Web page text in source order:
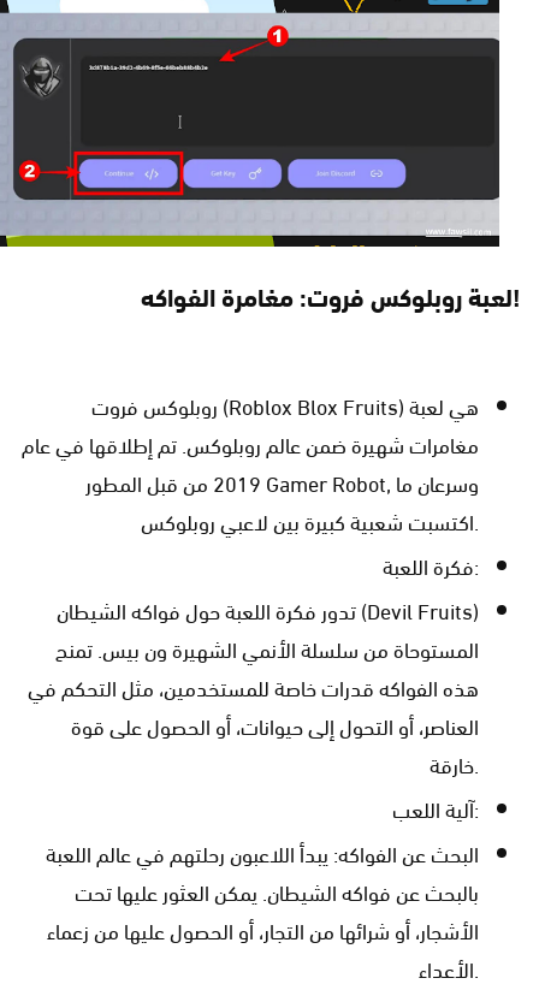
لعبة روبلوكس فروت: مغامرة الفواكه!
روبلوكس فروت (Roblox Blox Fruits) هي لعبة
مغامرات شهيرة ضمن عالم روبلوكس. تم إطلاقها في عام
2019 من قبل المطور Gamer Robot, وسرعان ما
اكتسبت شعبية كبيرة بين لاعبي روبلوكس.
فكرة اللعبة:
تدور فكرة اللعبة حول فواكه الشيطان (Devil Fruits)
المستوحاة من سلسلة الأنمي الشهيرة ون بيس. تمنح
هذه الفواكه قدرات خاصة للمستخدمين، مثل التحكم في
العناصر، أو التحول إلى حيوانات، أو الحصول على قوة
خارقة.
آلية اللعب:
بالبحث عن فواكه الشيطان. يمكن العثور عليها تحت
الأشجار، أو شرائها من التجار، أو الحصول عليها من زعماء
الأعداء.